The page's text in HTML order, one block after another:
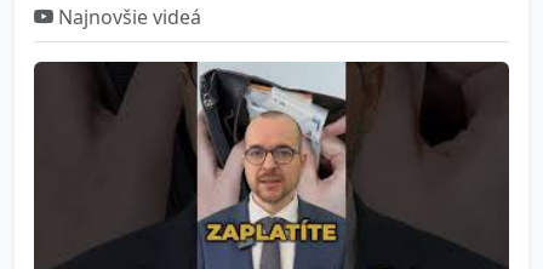
Najnovšie videá